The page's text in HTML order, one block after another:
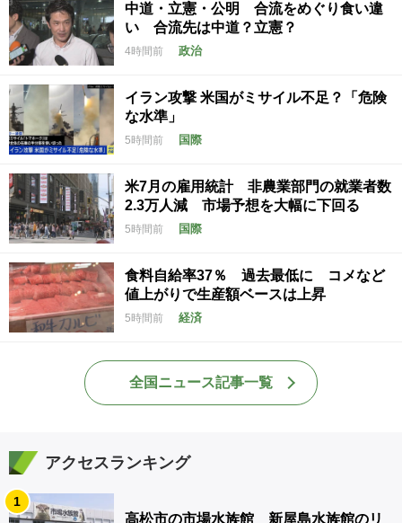
中道・立憲・公明 合流をめぐり食い違
い 合流先は中道？立憲？
4時間前 政治
イラン攻撃 米国がミサイル不足？「危険
な水準」
5時間前 国際
米7月の雇用統計 非農業部門の就業者数
2.3万人減 市場予想を大幅に下回る
5時間前 国際
食料自給率37％ 過去最低に コメなど
値上がりで生産額ベースは上昇
5時間前 経済
全国ニュース記事一覧
アクセスランキング
1
高松市の市場水族館 新屋島水族館のリ